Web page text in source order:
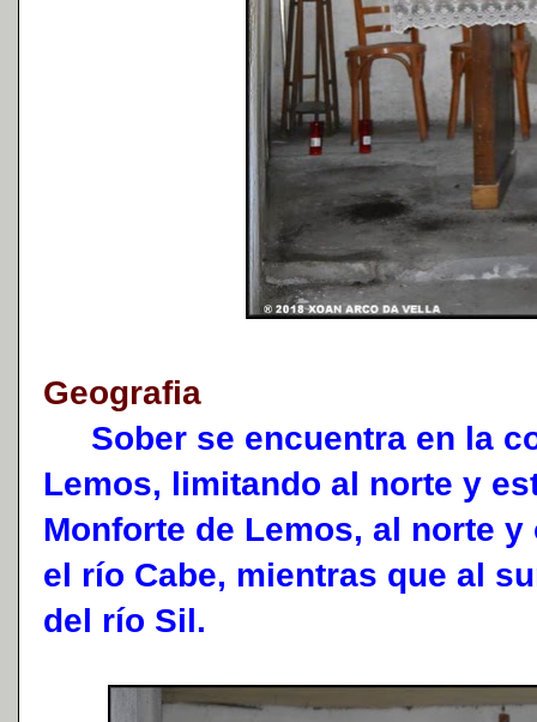
Geografia
Sober se encuentra en la
Lemos, limitando al norte y
Monforte de Lemos, al norte
el río Cabe, mientras que al
del río Sil.